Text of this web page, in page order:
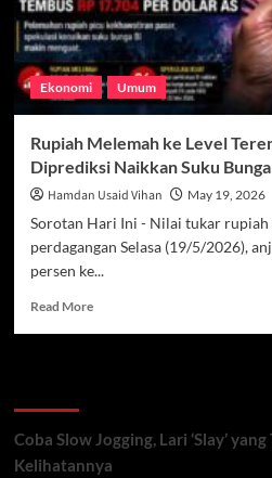
Ekonomi Umum
Rupiah Melemah ke Level
Diprediksi Naikkan Suku Bunga
Hamdan Usaid Vihan May 19, 2026
Sorotan Hari Ini - Nilai tukar rupiah
perdagangan Selasa (19/5/2026),
persen ke...
Read MoreRead
Terendah,
Investor
Coba Slow Jogging, Lari ‘Slay’
Kelihatannya